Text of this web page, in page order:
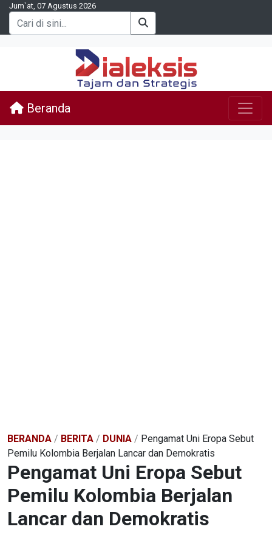
Jum`at, 07 Agustus 2026
Beranda
BERANDA / BERITA / DUNIA / Pengamat Uni Eropa Sebut
Pemilu Kolombia Berjalan Lancar dan Demokratis
Pengamat Uni Eropa Sebut
Pemilu Kolombia Berjalan
Lancar dan Demokratis